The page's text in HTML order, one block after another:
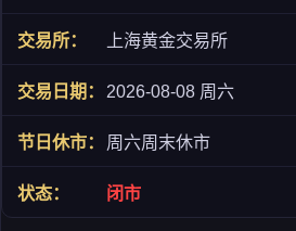
上海黄金交易所
2026-08-08 周六
周六周末休市
闭市